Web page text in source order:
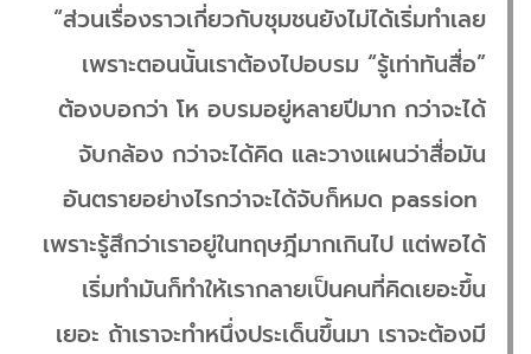
“ส่วนเรื่องราวเกี่ยวกับชุมชนยังไม่ได้เริ่มทำเลย
เพราะตอนนั้นเราต้องไปอบรม “รู้เท่าทันสื่อ”
ต้องบอกว่า โห อบรมอยู่หลายปีมาก กว่าจะได้
จับกล้อง กว่าจะได้คิด และวางแผนว่าสื่อมัน
อันตรายอย่างไรกว่าจะได้จับก็หมด passion
เพราะรู้สึกว่าเราอยู่ในทฤษฎีมากเกินไป แต่พอได้
เริ่มทำมันก็ทำให้เรากลายเป็นคนที่คิดเยอะขึ้น
เยอะ ถ้าเราจะทำหนึ่งประเด็นขึ้นมา เราจะต้องมี